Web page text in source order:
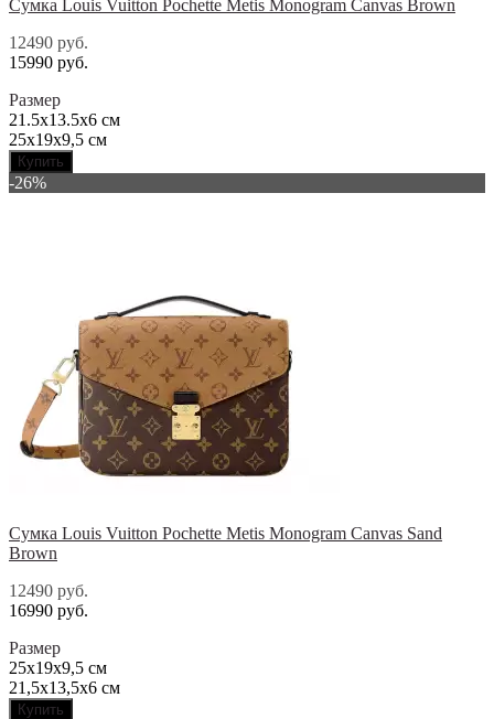
Сумка Louis Vuitton Pochette Metis Monogram Canvas Brown
12490 руб.
15990 руб.
Размер
21.5x13.5x6 см
25x19x9,5 см
Купить
-26%
Сумка Louis Vuitton Pochette Metis Monogram Canvas Sand
Brown
12490 руб.
16990 руб.
Размер
25x19x9,5 см
21,5x13,5x6 см
Купить